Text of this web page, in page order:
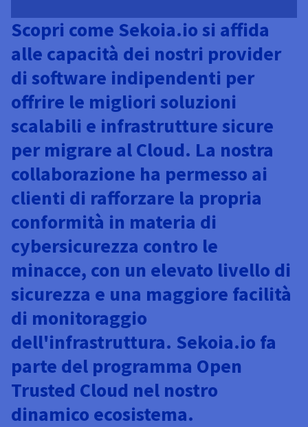
Scopri come Sekoia.io si affida
alle capacità dei nostri provider
di software indipendenti per
offrire le migliori soluzioni
scalabili e infrastrutture sicure
per migrare al Cloud. La nostra
collaborazione ha permesso ai
clienti di rafforzare la propria
conformità in materia di
cybersicurezza contro le
minacce, con un elevato livello di
sicurezza e una maggiore facilità
di monitoraggio
dell'infrastruttura. Sekoia.io fa
parte del programma Open
Trusted Cloud nel nostro
dinamico ecosistema.